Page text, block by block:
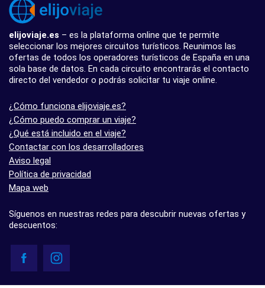
elijoviaje.es – es la plataforma online que te permite
seleccionar los mejores circuitos turísticos. Reunimos las
ofertas de todos los operadores turísticos de España en una
sola base de datos. En cada circuito encontrarás el contacto
directo del vendedor o podrás solicitar tu viaje online.
¿Cómo funciona elijoviaje.es?
¿Cómo puedo comprar un viaje?
¿Qué está incluido en el viaje?
Contactar con los desarrolladores
Aviso legal
Política de privacidad
Mapa web
Síguenos en nuestras redes para descubrir nuevas ofertas y
descuentos: